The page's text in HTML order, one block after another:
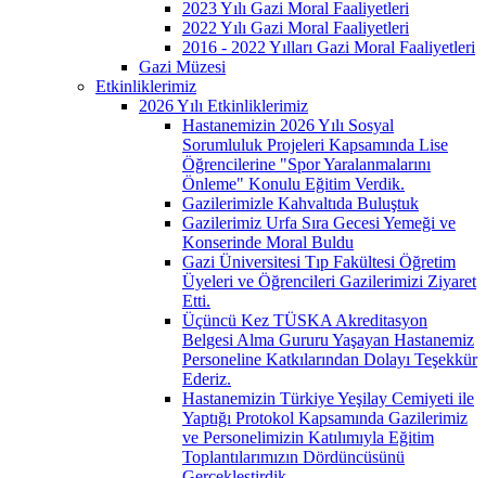
2023 Yılı Gazi Moral Faaliyetleri
2022 Yılı Gazi Moral Faaliyetleri
2016 - 2022 Yılları Gazi Moral Faaliyetleri
Gazi Müzesi
Etkinliklerimiz
2026 Yılı Etkinliklerimiz
Hastanemizin 2026 Yılı Sosyal
Sorumluluk Projeleri Kapsamında Lise
Öğrencilerine "Spor Yaralanmalarını
Önleme" Konulu Eğitim Verdik.
Gazilerimizle Kahvaltıda Buluştuk
Gazilerimiz Urfa Sıra Gecesi Yemeği ve
Konserinde Moral Buldu
Gazi Üniversitesi Tıp Fakültesi Öğretim
Üyeleri ve Öğrencileri Gazilerimizi Ziyaret
Etti.
Üçüncü Kez TÜSKA Akreditasyon
Belgesi Alma Gururu Yaşayan Hastanemiz
Personeline Katkılarından Dolayı Teşekkür
Ederiz.
Hastanemizin Türkiye Yeşilay Cemiyeti ile
Yaptığı Protokol Kapsamında Gazilerimiz
ve Personelimizin Katılımıyla Eğitim
Toplantılarımızın Dördüncüsünü